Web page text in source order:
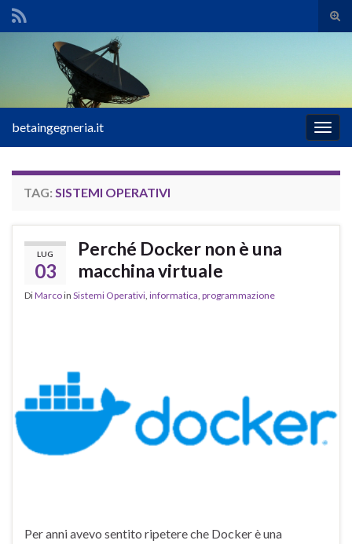
il
Search for:
la
betaingegneria.it
TAG: SISTEMI OPERATIVI
LUG
03
Perché Docker non è una
macchina virtuale
DiMarcoin Sistemi Operativi informatica programmazione
Per anni avevo sentito ripetere che Docker è una